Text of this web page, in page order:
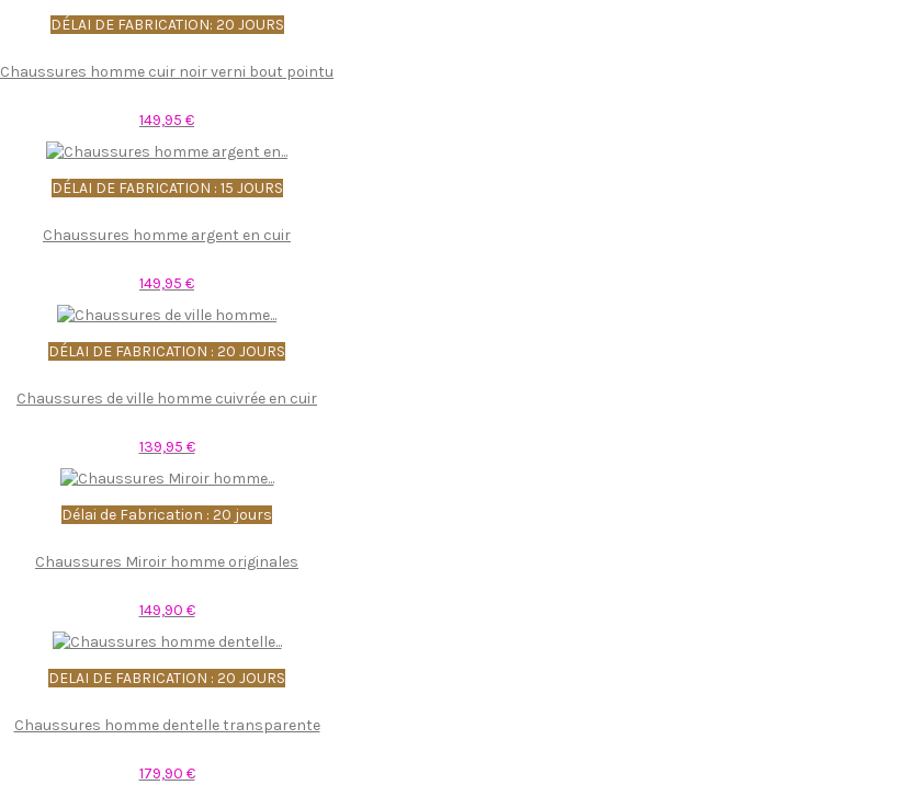
DÉLAI DE FABRICATION: 20 JOURS
Chaussures homme cuir noir verni bout pointu
149,95 €
DÉLAI DE FABRICATION : 15 JOURS
Chaussures homme argent en cuir
149,95 €
DÉLAI DE FABRICATION : 20 JOURS
Chaussures de ville homme cuivrée en cuir
139,95 €
Délai de Fabrication : 20 jours
Chaussures Miroir homme originales
149,90 €
DELAI DE FABRICATION : 20 JOURS
Chaussures homme dentelle transparente
179,90 €